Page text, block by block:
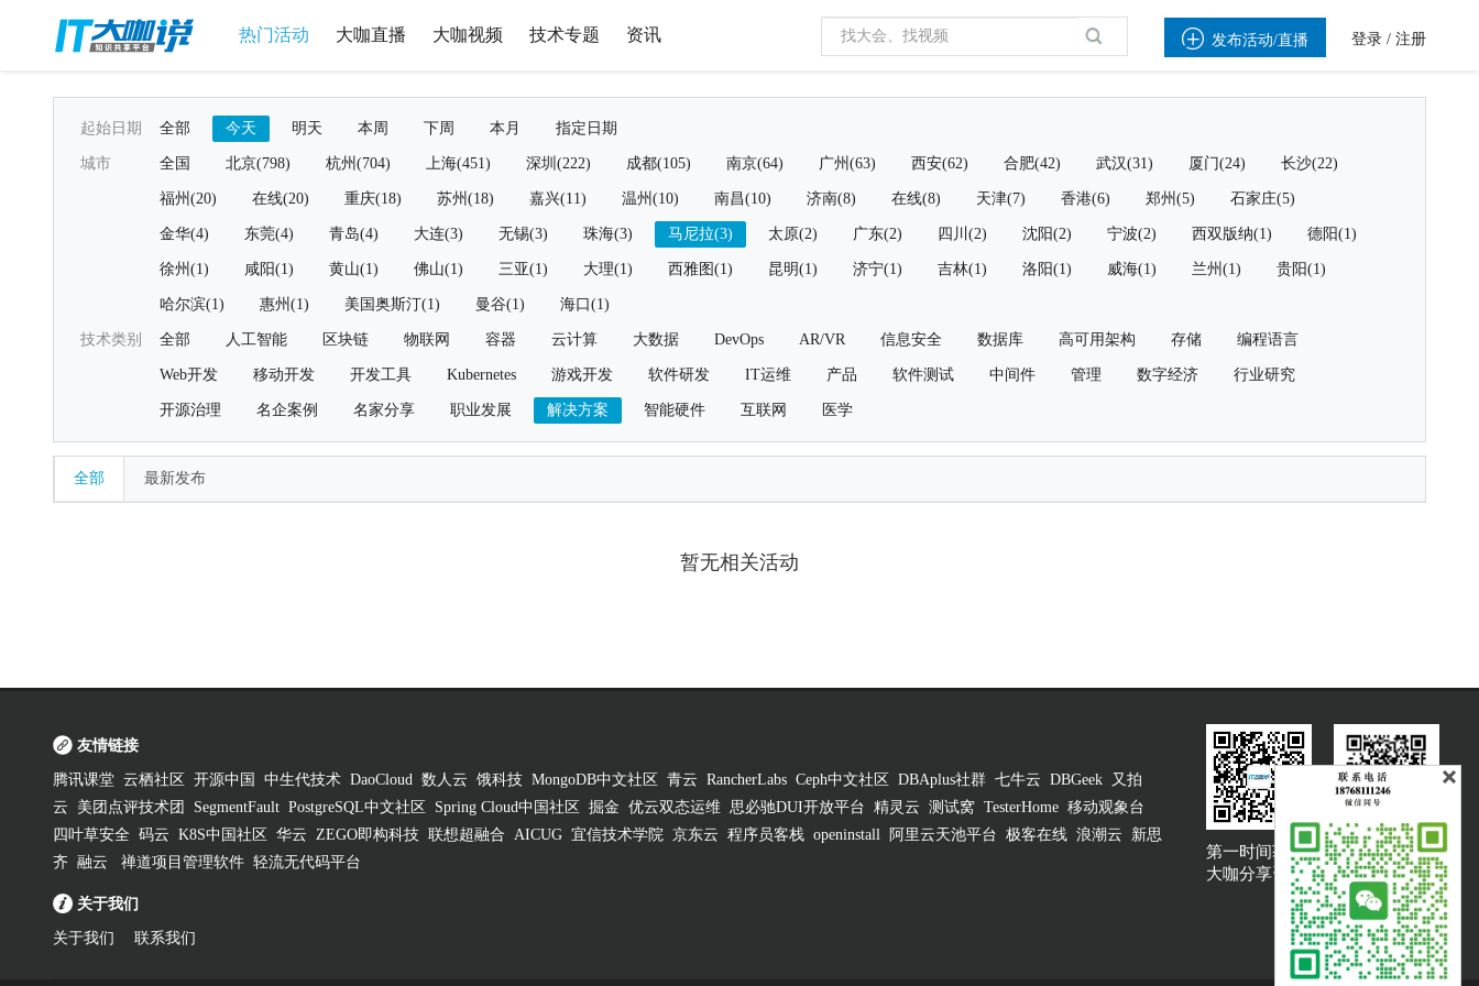
热门活动 大咖直播 大咖视频 技术专题 资讯  发布活动/直播 登录 / 注册
起始日期 全部 今天 明天 本周 下周 本月 指定日期
城市 全国 北京(798) 杭州(704) 上海(451) 深圳(222) 成都(105) 南京(64) 广州(63) 西安(62) 合肥(42) 武汉(31) 厦门(24) 长沙(22)
福州(20) 在线(20) 重庆(18) 苏州(18) 嘉兴(11) 温州(10) 南昌(10) 济南(8) 在线(8) 天津(7) 香港(6) 郑州(5) 石家庄(5)
金华(4) 东莞(4) 青岛(4) 大连(3) 无锡(3) 珠海(3) 马尼拉(3) 太原(2) 广东(2) 四川(2) 沈阳(2) 宁波(2) 西双版纳(1) 德阳(1)
徐州(1) 咸阳(1) 黄山(1) 佛山(1) 三亚(1) 大理(1) 西雅图(1) 昆明(1) 济宁(1) 吉林(1) 洛阳(1) 威海(1) 兰州(1) 贵阳(1)
哈尔滨(1) 惠州(1) 美国奥斯汀(1) 曼谷(1) 海口(1)
技术类别 全部 人工智能 区块链 物联网 容器 云计算 大数据 DevOps AR/VR 信息安全 数据库 高可用架构 存储 编程语言
Web开发 移动开发 开发工具 Kubernetes 游戏开发 软件研发 IT运维 产品 软件测试 中间件 管理 数字经济 行业研究
开源治理 名企案例 名家分享 职业发展 解决方案 智能硬件 互联网 医学
全部 最新发布
暂无相关活动
友情链接
腾讯课堂 云栖社区 开源中国 中生代技术 DaoCloud 数人云 饿科技 MongoDB中文社区 青云 RancherLabs Ceph中文社区 DBAplus社群 七牛云 DBGeek
又拍
云
美团点评技术团 SegmentFault PostgreSQL中文社区 Spring Cloud中国社区 掘金 优云双态运维 思必驰DUI开放平台 精灵云 测试窝 TesterHome 移动观象台
四叶草安全 码云 K8S中国社区 华云 ZEGO即构科技 联想超融合 AICUG 宜信技术学院 京东云 程序员客栈 openinstall 阿里云天池平台 极客在线 浪潮云
新思
齐 融云 禅道项目管理软件 轻流无代码平台
关于我们
关于我们 联系我们
第一时间获取
大咖分享资讯
大咖说吐槽客服